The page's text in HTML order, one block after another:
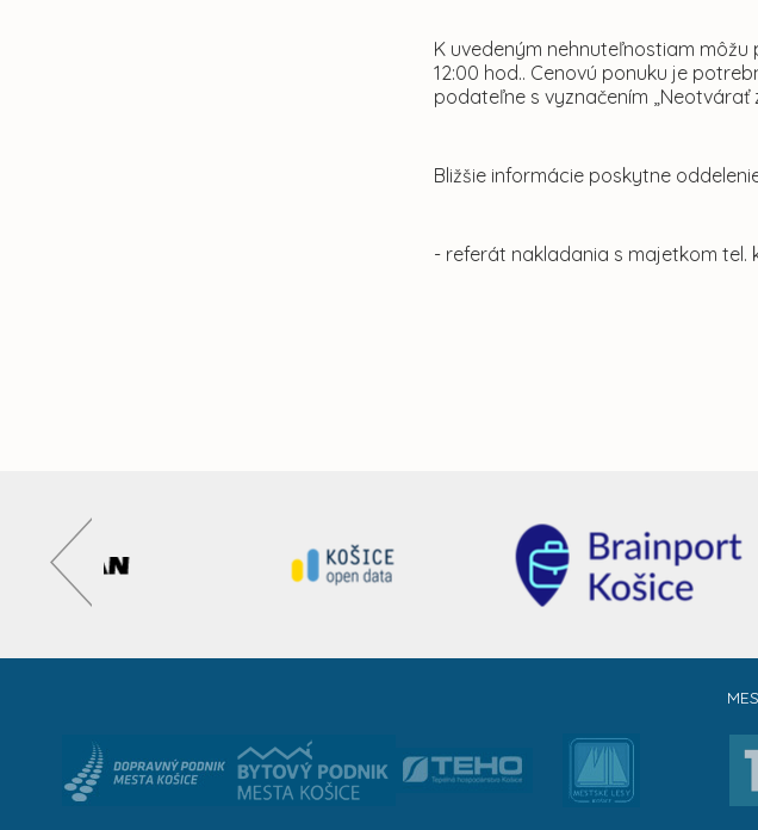
K uvedeným nehnuteľnostiam môžu
12:00 hod.. Cenovú ponuku je
podateľne s vyznačením
Bližšie informácie poskytne
- referát nakladania s majetkom tel.